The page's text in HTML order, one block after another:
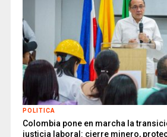
POLITICA
Colombia pone en marcha la
justicia laboral: cierre minero,